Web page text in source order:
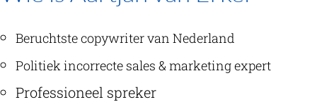
Beruchtste copywriter van Nederland
Politiek incorrecte sales & marketing expert
Professioneel spreker